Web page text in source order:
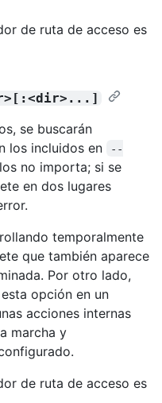
de ruta de acceso es
se buscarán
los incluidos en
--
no importa; si se
en dos lugares
temporalmente
que también aparece
Por otro lado,
opción en un
acciones internas
marcha y
de ruta de acceso es